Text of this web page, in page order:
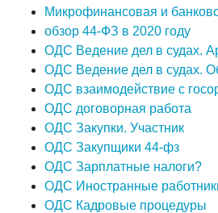
Микрофинансовая и
обзор 44-ФЗ в 2020 году
ОДС Ведение дел в судах.
ОДС Ведение дел в судах.
ОДС взаимодействие с
ОДС договорная работа
ОДС Закупки. Участник
ОДС Закупщики 44-фз
ОДС Зарплатные налоги?
ОДС Иностранные
ОДС Кадровые процедуры